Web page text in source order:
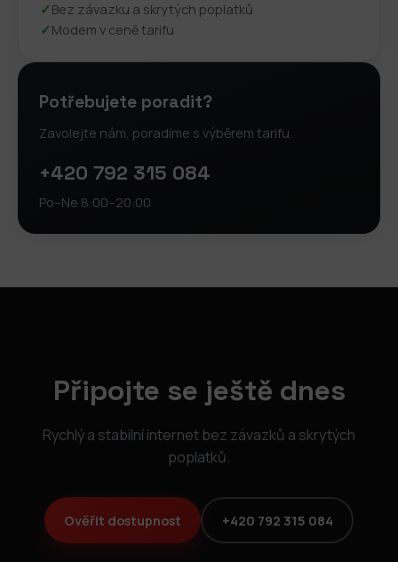
✓Bez závazku a skrytých poplatků
✓Modem v ceně tarifu
Potřebujete poradit?
Zavolejte nám, poradíme s výběrem tarifu.
+420 792 315 084
Po–Ne 8:00–20:00
Připojte se ještě dnes
Rychlý a stabilní internet bez závazků a skrytých
poplatků.
Ověřit dostupnost +420 792 315 084